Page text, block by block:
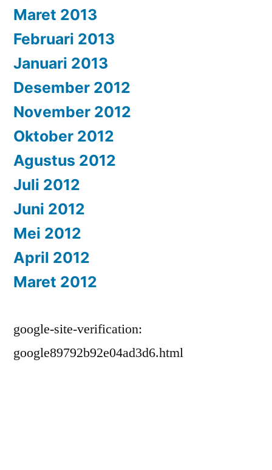
Maret 2013
Februari 2013
Januari 2013
Desember 2012
November 2012
Oktober 2012
Agustus 2012
Juli 2012
Juni 2012
Mei 2012
April 2012
Maret 2012
google-site-verification:
google89792b92e04ad3d6.html